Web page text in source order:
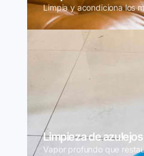
Limpia y acondiciona los
Limpieza de
Vapor profundo que